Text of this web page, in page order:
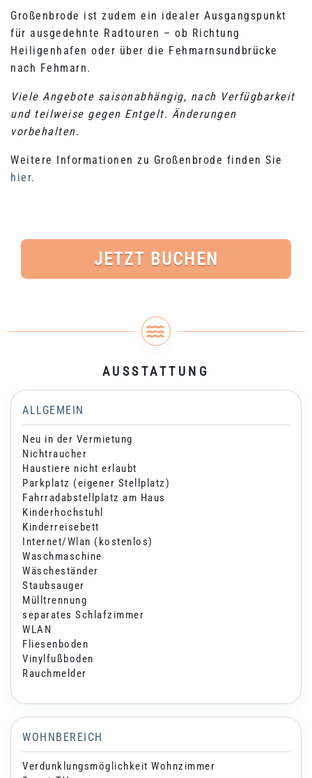
Großenbrode ist zudem ein idealer Ausgangspunkt
für ausgedehnte Radtouren – ob Richtung
Heiligenhafen oder über die Fehmarnsundbrücke
nach Fehmarn.
Viele Angebote saisonabhängig, nach Verfügbarkeit
und teilweise gegen Entgelt. Änderungen
vorbehalten.
Weitere Informationen zu Großenbrode finden Sie
hier.
JETZT BUCHEN
AUSSTATTUNG
ALLGEMEIN
Neu in der Vermietung
Nichtraucher
Haustiere nicht erlaubt
Parkplatz (eigener Stellplatz)
Fahrradabstellplatz am Haus
Kinderhochstuhl
Kinderreisebett
Internet/Wlan (kostenlos)
Waschmaschine
Wäscheständer
Staubsauger
Mülltrennung
separates Schlafzimmer
WLAN
Fliesenboden
Vinylfußboden
Rauchmelder
WOHNBEREICH
Verdunklungsmöglichkeit Wohnzimmer